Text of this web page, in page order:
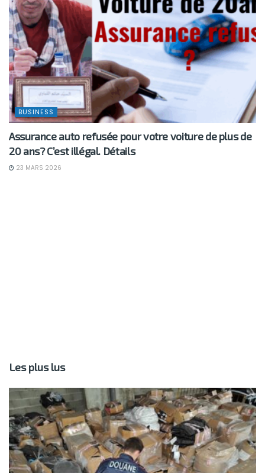
BUSINESS
Assurance auto refusée pour votre voiture de plus de
20 ans? C’est illégal. Détails
23 MARS 2026
Les plus lus